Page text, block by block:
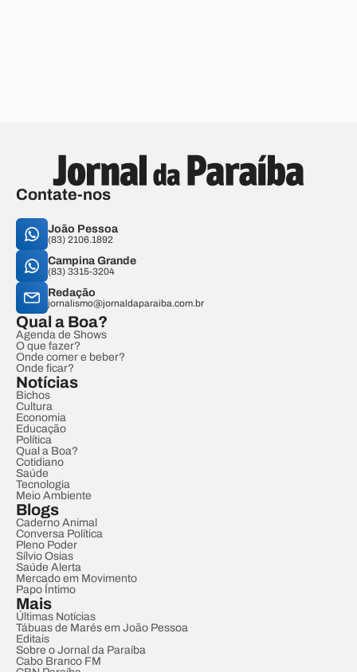
Contate-nos
João Pessoa
(83) 2106.1892
Campina Grande
(83) 3315-3204
Redação
jornalismo@jornaldaparaiba.com.br
Qual a Boa?
Agenda de Shows
O que fazer?
Onde comer e beber?
Onde ficar?
Notícias
Bichos
Cultura
Economia
Educação
Política
Qual a Boa?
Cotidiano
Saúde
Tecnologia
Meio Ambiente
Blogs
Caderno Animal
Conversa Política
Pleno Poder
Sílvio Osias
Saúde Alerta
Mercado em Movimento
Papo Íntimo
Mais
Últimas Notícias
Tábuas de Marés em João Pessoa
Editais
Sobre o Jornal da Paraíba
Cabo Branco FM